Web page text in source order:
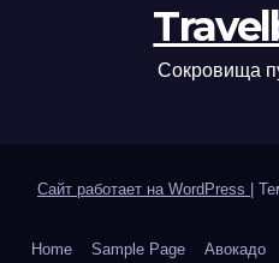
Сокровища
Сайт работает на WordPress
Home Sample Page Авокадо